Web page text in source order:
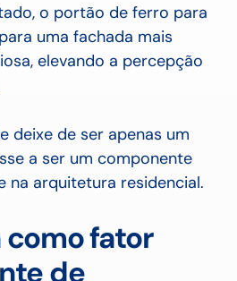
o portão de ferro para
uma fachada mais
elevando a percepção
deixe de ser apenas um
a ser um componente
arquitetura residencial.
como fator
de